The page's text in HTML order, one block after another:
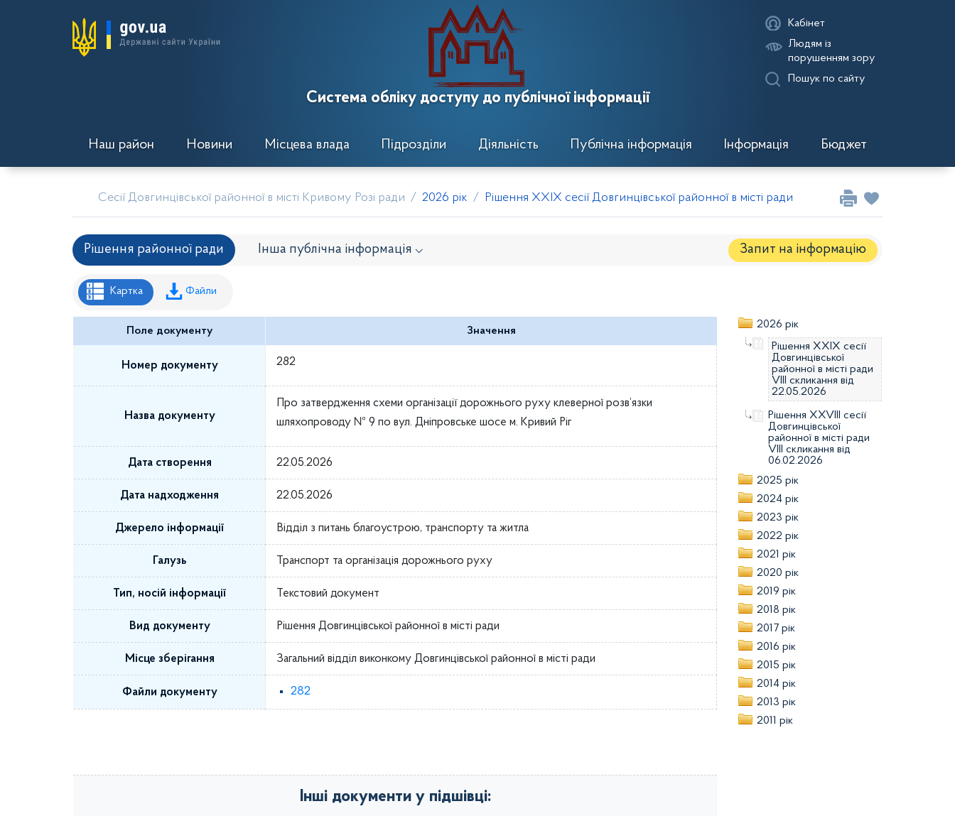
Система обліку доступу до публічної інформації
Кабінет
Людям із
порушенням зору
Пошук по сайту
Наш район Новини Місцева влада Підрозділи Діяльність Публічна інформація Інформація Бюджет
Сесії Довгинцівської районної в місті Кривому Розі ради 2026 рік Рішення XXIX сесії Довгинцівської районної в місті ради VІIІ скликання від 22.05.2026
Рішення районної ради Інша публічна інформація ⌵ Запит на iнформацію
Рішення районної ради
Проекти рішень районної ради
Проєкти рішень виконавчого комітету
Картка Файли
Поле документу Значення
Номер документу 282
Назва документу
Про затвердження схеми організації дорожнього руху клеверної розв’язки
шляхопроводу № 9 по вул. Дніпровське шосе м. Кривий Ріг
Дата створення 22.05.2026
Дата надходження 22.05.2026
Джерело інформації Відділ з питань благоустрою, транспорту та житла
Галузь Транспорт та організація дорожнього руху
Тип, носій інформації Текстовий документ
Вид документу Рішення Довгинцівської районної в місті ради
Місце зберігання Загальний відділ виконкому Довгинцівської районної в місті ради
Файли документу 282
Інші документи у підшівці:
2026 рік
Рішення XXIX сесії
Довгинцівської
районної в місті ради
VІIІ скликання від
22.05.2026
Рішення XXVIII сесії
Довгинцівської
районної в місті ради
VІIІ скликання від
06.02.2026
2025 рік
2024 рік
2023 рік
2022 рік
2021 рік
2020 рік
2019 рік
2018 рік
2017 рік
2016 рік
2015 рік
2014 рік
2013 рік
2011 рік